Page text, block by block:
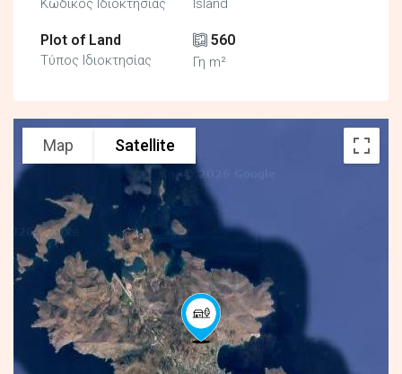
Plot of Land
Τύπος Ιδιοκτησίας
560
Γη m²
Map Satellite